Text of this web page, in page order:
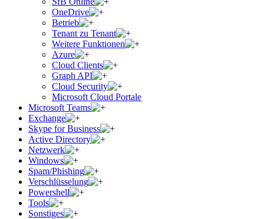
OneDrive
Betrieb
Tenant zu Tenant
Weitere Funktionen
Azure
Cloud Clients
Graph API
Cloud Security
Microsoft Cloud Portale
Microsoft Teams
Exchange
Skype for Business
Active Directory
Netzwerk
Windows
Spam/Phishing
Verschlüsselung
Powershell
Tools
Sonstiges